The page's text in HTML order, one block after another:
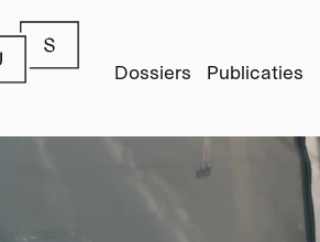
Dossiers Publicaties